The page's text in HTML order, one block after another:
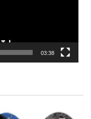
03:38